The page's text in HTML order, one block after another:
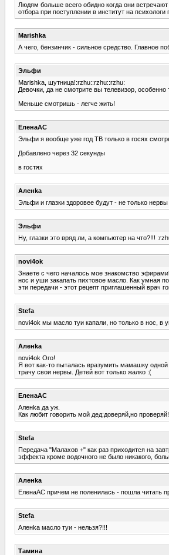
Людям больше всего обидно когда они
отбора при поступлении в институт на
Marishka
А чего, бензинчик - сильное средство. Главное
Эльфи
Marishka, шутница!:rzhu::rzhu::rzhu:
Девочки, да не смотрите вы телевизор, особенно
Меньше смотришь - легче жить!
ЕленаАС
Эльфи я вообще уже год ТВ только в госях
Добавлено через 32 секунды
в гостях
Аленka
Эльфи и глазки здоровее будут - не только нервы
Эльфи
Ну, глазки это вряд ли, а компьютер на что?!!!
novi4ok
Знаете с чего началось мое знакомство
нос и уши закапать пихтовое масло. Как умная
эти передачи - этот рецепт приглашенный врач
Stefa
novi4ok мы масло туи капали, но только в нос, в
Аленka
novi4ok Ого!
Я вот как-то пыталась вразумить мамашку
трачу свои нервы. Детей вот только жалко :(
ЕленаАС
Аленka да уж.
Как любит говорить мой дед:доверяй,но проверяй!
Stefa
Передача "Малахов +" как раз приходится на
эффекта кроме водочного не было никакого,
Аленka
ЕленаАС причем не поленилась - пошла читать
Stefa
Аленka масло туи - нельзя?!!!
Тамина